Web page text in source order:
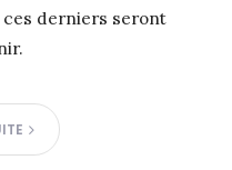
ces derniers seront